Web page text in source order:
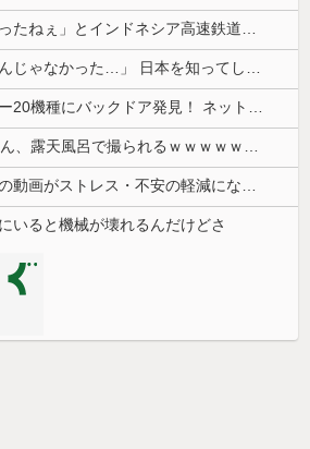
「安物買いの銭失いだったねぇ」とインドネシア高速鉄道の最終処分に日本側騒然、国家予算は使わないというと何が財源なんだ？
海外「日本なんて行くんじゃなかった…」 日本を知ってしまったディズニー信者、帰国後『本家』に失望する事態に
【衝撃】中国製ルーター20機種にバックドア発見！ ネットに繋ぐだけで35秒ごとに中国のサーバーと通信
【画像】24歳の人妻さん、露天風呂で撮られるｗｗｗｗｗｗｗｗｗｗｗｗｗｗｗｗｗ
【朗報】かわいい動物の動画がストレス・不安の軽減になる可能性。英大学の研究で実証
いると機械が壊れるんだけどさ